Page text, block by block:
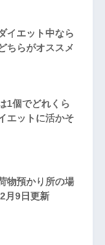
イエット中なら
ちらがオススメ
1個でどれくら
エットに活かそ
物預かり所の場
月9日更新